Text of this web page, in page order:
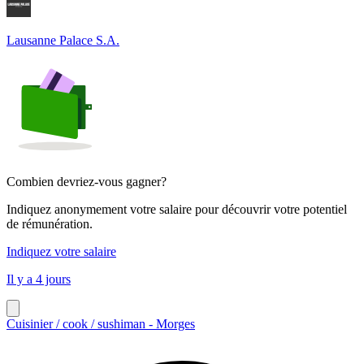
Lausanne Palace S.A.
Combien devriez-vous gagner?
Indiquez anonymement votre salaire pour découvrir votre potentiel
de rémunération.
Indiquez votre salaire
Il y a 4 jours
Cuisinier / cook / sushiman - Morges